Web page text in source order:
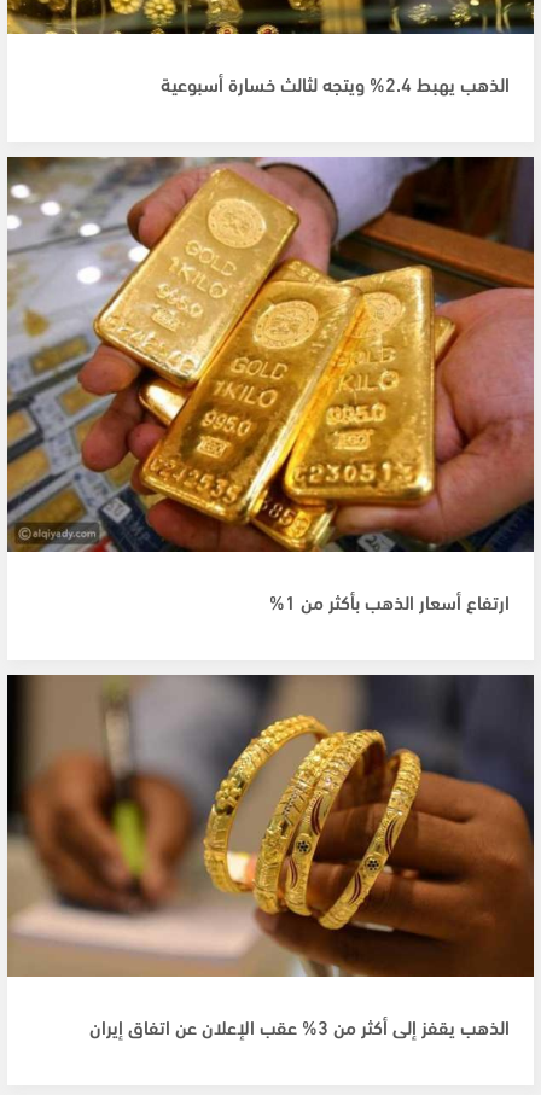
الذهب يهبط 2.4% ويتجه لثالث خسارة أسبوعية
ارتفاع أسعار الذهب بأكثر من 1%
الذهب يقفز إلى أكثر من 3% عقب الإعلان عن اتفاق إيران